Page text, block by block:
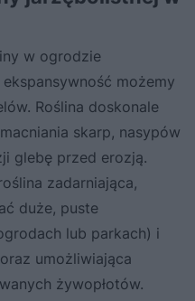
w ogrodzie
możemy
Roślina doskonale
skarp, nasypów
glebę przed erozją.
zadarniająca,
duże, puste
lub parkach) i
umożliwiająca
żywopłotów.